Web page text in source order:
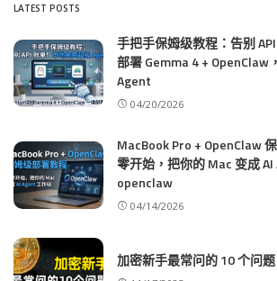
LATEST POSTS
手把手保姆级教程：告别
部署 Gemma 4 + OpenClaw
Agent
04/20/2026
MacBook Pro + OpenClaw
零开始，把你的 Mac 变成
openclaw
04/14/2026
加密新手最常问的 10 个问题